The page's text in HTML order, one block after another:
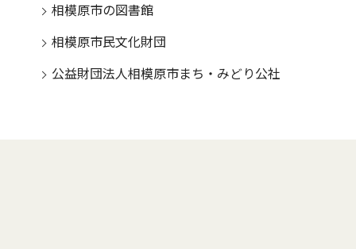
相模原市の図書館
相模原市民文化財団
公益財団法人相模原市まち・みどり公社